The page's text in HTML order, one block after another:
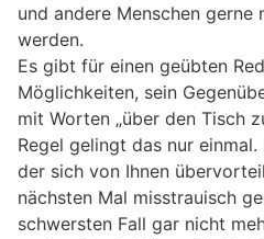
und andere Menschen gerne
werden.
Es gibt für einen geübten
Möglichkeiten, sein
mit Worten „über den Tisch
Regel gelingt das nur
der sich von Ihnen
nächsten Mal misstrauisch
schwersten Fall gar nicht